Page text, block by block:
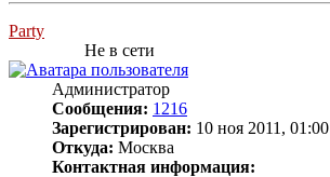
Party
Не в сети
Администратор
Сообщения: 1216
Зарегистрирован: 10 ноя 2011, 01:00
Откуда: Москва
Контактная информация: